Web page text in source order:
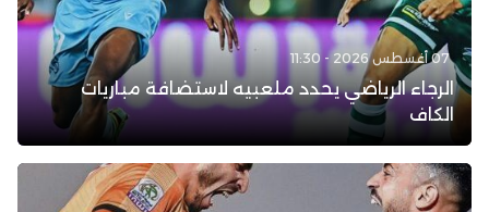
07 أغسطس 2026 - 11:30
الرجاء الرياضي يحدد ملعبيه لاستضافة مباريات
الكاف